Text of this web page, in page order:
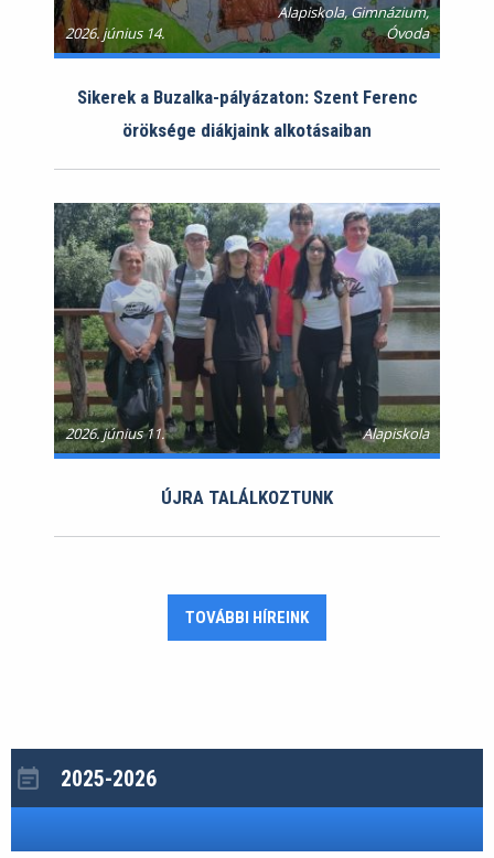
2026. június 14.
Alapiskola, Gimnázium,
Óvoda
Sikerek a Buzalka-pályázaton: Szent Ferenc
öröksége diákjaink alkotásaiban
2026. június 11. Alapiskola
ÚJRA TALÁLKOZTUNK
TOVÁBBI HÍREINK
2025-2026